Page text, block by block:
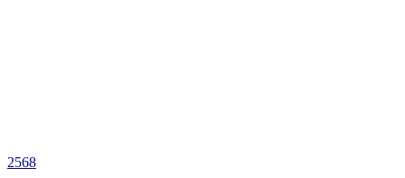
2568